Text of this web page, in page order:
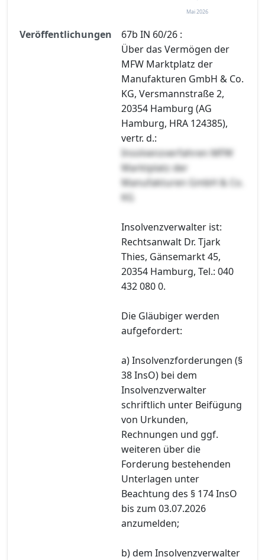
Mai 2026
Veröffentlichungen
67b IN 60/26 :
Über das Vermögen der
MFW Marktplatz der
Manufakturen GmbH & Co.
KG, Versmannstraße 2,
20354 Hamburg (AG
Hamburg, HRA 124385),
vertr. d.:
Insolvenzverfahren MFW
Marktplatz der
Manufakturen GmbH & Co.
KG
Insolvenzverwalter ist:
Rechtsanwalt Dr. Tjark
Thies, Gänsemarkt 45,
20354 Hamburg, Tel.: 040
432 080 0.
Die Gläubiger werden
aufgefordert:
a) Insolvenzforderungen (§
38 InsO) bei dem
Insolvenzverwalter
schriftlich unter Beifügung
von Urkunden,
Rechnungen und ggf.
weiteren über die
Forderung bestehenden
Unterlagen unter
Beachtung des § 174 InsO
bis zum 03.07.2026
anzumelden;
b) dem Insolvenzverwalter